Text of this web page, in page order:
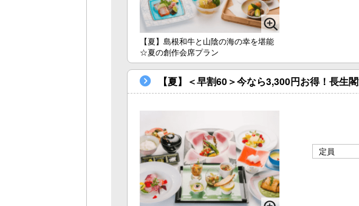
【夏】島根和牛と山陰の海の幸を堪能
☆夏の創作会席プラン
【夏】＜早割60＞今なら3,300円お得！長
定員